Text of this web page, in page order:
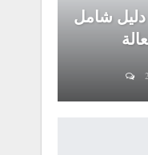
دليل شامل